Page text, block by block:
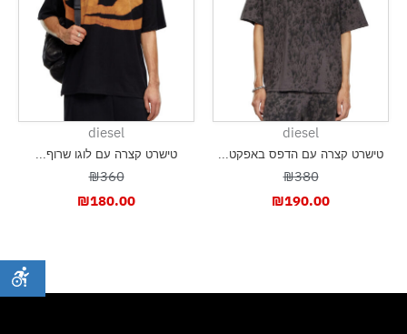
diesel
טישרט קצרה עם הדפס באפקט...
₪380
₪190.00
diesel
טישרט קצרה עם לוגו שרוף...
₪360
₪180.00